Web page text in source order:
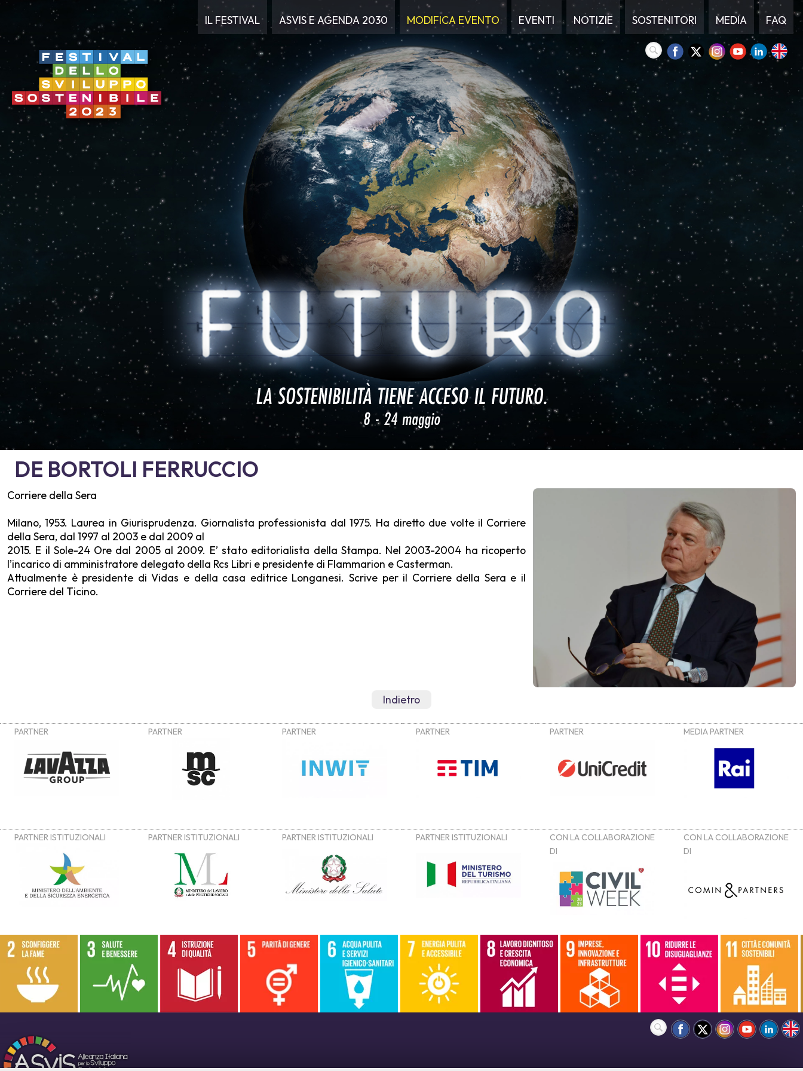
IL FESTIVAL ASVIS E AGENDA 2030 MODIFICA EVENTO EVENTI NOTIZIE SOSTENITORI MEDIA FAQ
DE BORTOLI FERRUCCIO
Corriere della Sera
Milano, 1953. Laurea in Giurisprudenza. Giornalista professionista dal 1975. Ha diretto due volte il Corriere
della Sera, dal 1997 al 2003 e dal 2009 al
2015. E il Sole-24 Ore dal 2005 al 2009. E’ stato editorialista della Stampa. Nel 2003-2004 ha ricoperto
l’incarico di amministratore delegato della Rcs Libri e presidente di Flammarion e Casterman.
Attualmente è presidente di Vidas e della casa editrice Longanesi. Scrive per il Corriere della Sera e il
Corriere del Ticino.
Indietro